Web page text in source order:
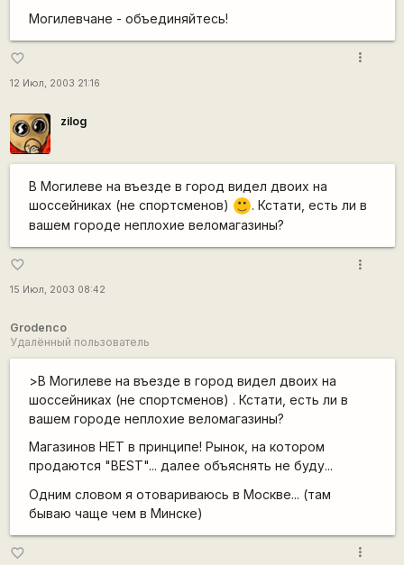
Могилевчане - объединяйтесь!
favorite_border
12 Июл, 2003 21:16
more_vert
zilog
В Могилеве на въезде в город видел двоих на
шоссейниках (не спортсменов)
:) . Кстати, есть ли в
вашем городе неплохие веломагазины?
favorite_border
15 Июл, 2003 08:42
more_vert
Grodenco
Удалённый пользователь
>В Могилеве на въезде в город видел двоих на
шоссейниках (не спортсменов) . Кстати, есть ли в
вашем городе неплохие веломагазины?
Магазинов НЕТ в принципе! Рынок, на котором
продаются "BEST"... далее объяснять не буду...
Одним словом я отовариваюсь в Москве... (там
бываю чаще чем в Минске)
favorite_border more_vert